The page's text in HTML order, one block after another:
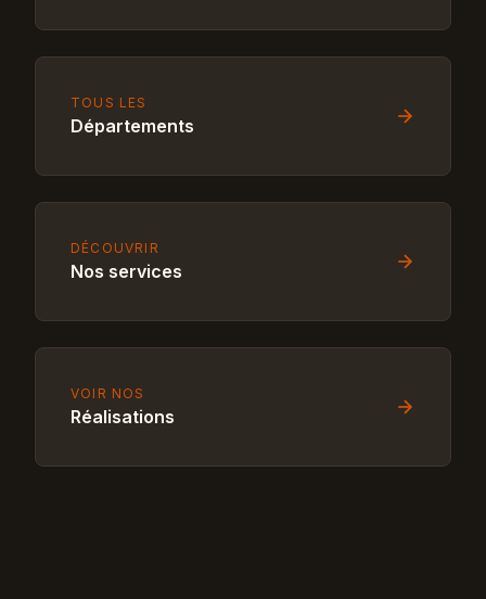
TOUS LES
Départements
DÉCOUVRIR
Nos services
VOIR NOS
Réalisations